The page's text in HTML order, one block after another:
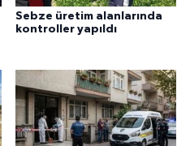
Sebze üretim alanlarında
kontroller yapıldı